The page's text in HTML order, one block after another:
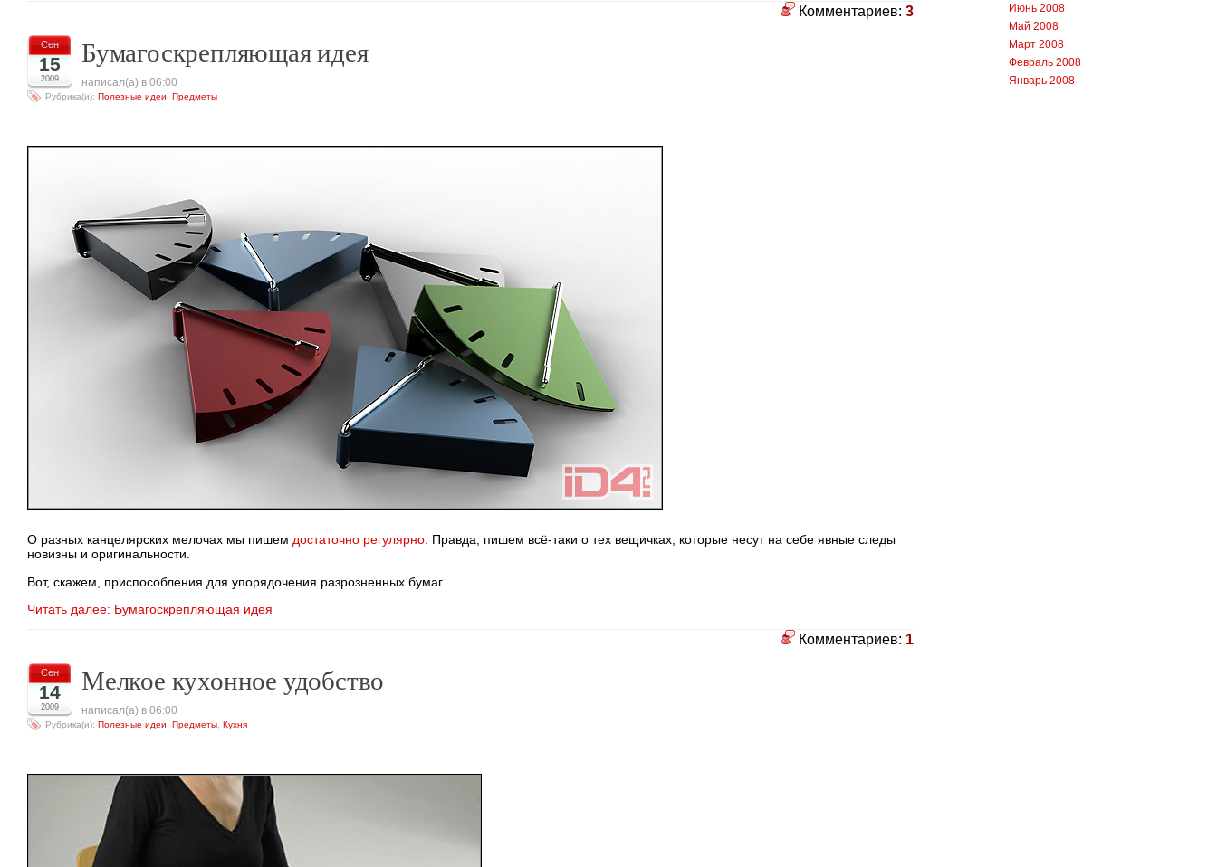
Комментариев: 3
Сен
15
2009
Бумагоскрепляющая идея
написал(а) в 06:00
Рубрика(и): Полезные идеи Предметы
О разных канцелярских мелочах мы пишем достаточно регулярно. Правда, пишем всё-таки о тех вещичках, которые несут на себе явные следы
новизны и оригинальности.
Вот, скажем, приспособления для упорядочения разрозненных бумаг…
Читать далее: Бумагоскрепляющая идея
Комментариев: 1
Сен
14
2009
Мелкое кухонное удобство
написал(а) в 06:00
Рубрика(и): Полезные идеи, Предметы, Кухня
Июнь 2008
Май 2008
Март 2008
Февраль 2008
Январь 2008